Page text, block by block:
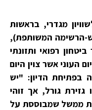
מגדרי, בראשות
הרשימה המשותפת),
רפואי ותזונתי
העוני אשר צוין היום
בפתיחת הדיון: "יש
גזירת גורל, אך זוהי
ממשל שמבוססת על